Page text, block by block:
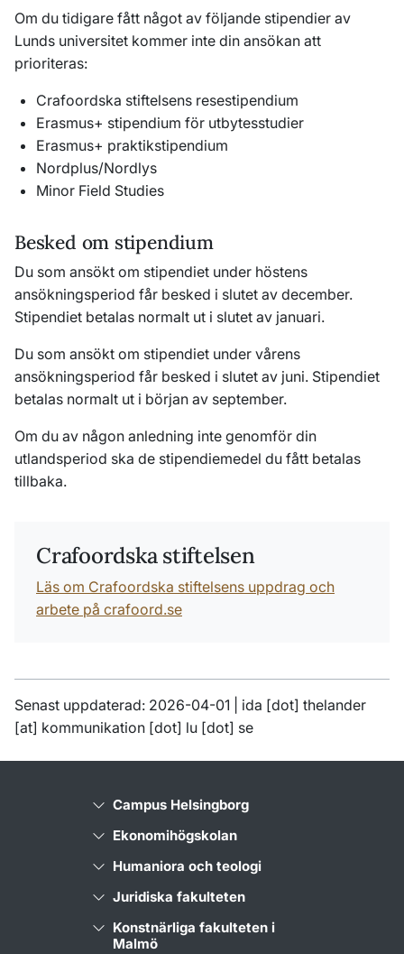
Om du tidigare fått något av följande stipendier av
Lunds universitet kommer inte din ansökan att
prioriteras:
Crafoordska stiftelsens resestipendium
Erasmus+ stipendium för utbytesstudier
Erasmus+ praktikstipendium
Nordplus/Nordlys
Minor Field Studies
Besked om stipendium
Du som ansökt om stipendiet under höstens
ansökningsperiod får besked i slutet av december.
Stipendiet betalas normalt ut i slutet av januari.
Du som ansökt om stipendiet under vårens
ansökningsperiod får besked i slutet av juni. Stipendiet
betalas normalt ut i början av september.
Om du av någon anledning inte genomför din
utlandsperiod ska de stipendiemedel du fått betalas
tillbaka.
Crafoordska stiftelsen
Läs om Crafoordska stiftelsens uppdrag och
arbete på crafoord.se
Senast uppdaterad: 2026-04-01 | ida [dot] thelander
[at] kommunikation [dot] lu [dot] se
Campus Helsingborg
Ekonomihögskolan
Humaniora och teologi
Juridiska fakulteten
Konstnärliga fakulteten i
Malmö